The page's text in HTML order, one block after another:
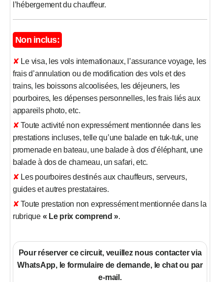
l’hébergement du chauffeur.
Non inclus:
✘ Le visa, les vols internationaux, l’assurance voyage, les
frais d’annulation ou de modification des vols et des
trains, les boissons alcoolisées, les déjeuners, les
pourboires, les dépenses personnelles, les frais liés aux
appareils photo, etc.
✘ Toute activité non expressément mentionnée dans les
prestations incluses, telle qu’une balade en tuk-tuk, une
promenade en bateau, une balade à dos d’éléphant, une
balade à dos de chameau, un safari, etc.
✘ Les pourboires destinés aux chauffeurs, serveurs,
guides et autres prestataires.
✘ Toute prestation non expressément mentionnée dans la
rubrique « Le prix comprend ».
Pour réserver ce circuit, veuillez nous contacter via
WhatsApp, le formulaire de demande, le chat ou par
e-mail.